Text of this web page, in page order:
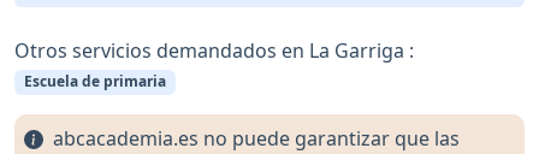
Otros servicios demandados en La Garriga :
Escuela de primaria
abcacademia.es no puede garantizar que las